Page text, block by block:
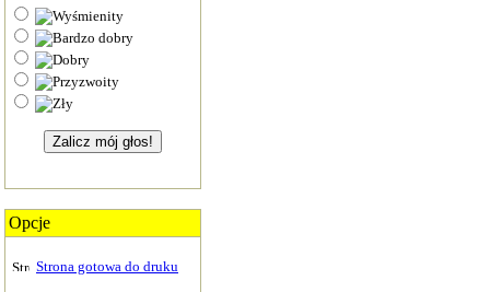
Opcje
Strona gotowa do druku